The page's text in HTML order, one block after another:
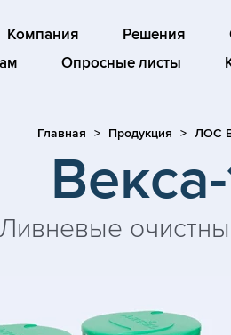
Компания Решения
Опросные листы
Главная Продукция ЛОС